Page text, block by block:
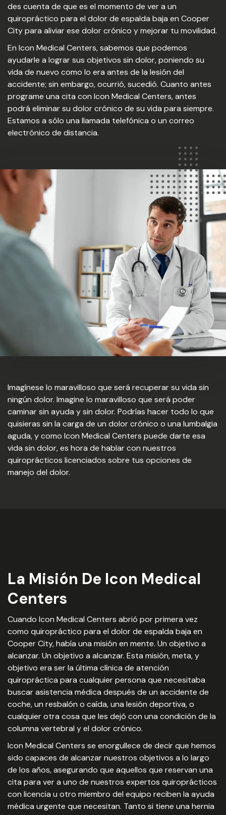
des cuenta de que es el momento de ver a un
quiropráctico para el dolor de espalda baja en Cooper
City para aliviar ese dolor crónico y mejorar tu movilidad.
En Icon Medical Centers, sabemos que podemos
ayudarle a lograr sus objetivos sin dolor, poniendo su
vida de nuevo como lo era antes de la lesión del
accidente; sin embargo, ocurrió, sucedió. Cuanto antes
programe una cita con Icon Medical Centers, antes
podrá eliminar su dolor crónico de su vida para siempre.
Estamos a sólo una llamada telefónica o un correo
electrónico de distancia.
Imagínese lo maravilloso que será recuperar su vida sin
ningún dolor. Imagine lo maravilloso que será poder
caminar sin ayuda y sin dolor. Podrías hacer todo lo que
quisieras sin la carga de un dolor crónico o una lumbalgia
aguda, y como Icon Medical Centers puede darte esa
vida sin dolor, es hora de hablar con nuestros
quiroprácticos licenciados sobre tus opciones de
manejo del dolor.
La Misión De Icon Medical
Centers
Cuando Icon Medical Centers abrió por primera vez
como quiropráctico para el dolor de espalda baja en
Cooper City, había una misión en mente. Un objetivo a
alcanzar. Un objetivo a alcanzar. Esta misión, meta, y
objetivo era ser la última clínica de atención
quiropráctica para cualquier persona que necesitaba
buscar asistencia médica después de un accidente de
coche, un resbalón o caída, una lesión deportiva, o
cualquier otra cosa que les dejó con una condición de la
columna vertebral y el dolor crónico.
Icon Medical Centers se enorgullece de decir que hemos
sido capaces de alcanzar nuestros objetivos a lo largo
de los años, asegurando que aquellos que reservan una
cita para ver a uno de nuestros expertos quiroprácticos
con licencia u otro miembro del equipo reciben la ayuda
médica urgente que necesitan. Tanto si tiene una hernia